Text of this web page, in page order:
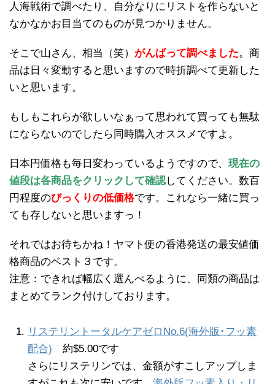
人海戦術で調べたり、自分なりにリストを作らないと
なかなかお目当てのものが見つかりません。
そこで山さん、相当（笑） がんばって調べました。商
品は日々変動すると思いますので時折調べて更新した
いと思います。
もしもこれらが欲しいなぁって思われて買っても無駄
にならないのでしたら同時購入オススメですよ。
日本円価格も毎日変わっているようですので、 現在の
値段は各商品をクリックして確認してください。数百
円程度のびっくりの低価格です。これなら一緒に買っ
ても存しないと思いますっ！
それではお待ちかね！ヤマト便の香港発送の最安値価
格商品のベスト３です。
注意：できれば幅広く選んべるように、同類の商品は
まとめてランク付けしております。
リステリントータルケアゼロNo.6(海外版･フッ素
配合) 約$5.00です
さらにリステリンでは、金額がすこしアップしま